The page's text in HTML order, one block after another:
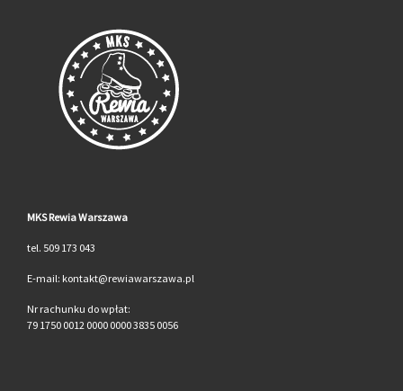
MKS Rewia Warszawa
tel. 509 173 043
E-mail: kontakt@rewiawarszawa.pl
Nr rachunku do wpłat:
79 1750 0012 0000 0000 3835 0056